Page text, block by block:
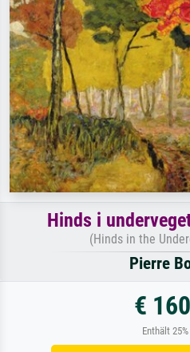
Hinds i
(Hinds in the
Pierre
€
Enthält